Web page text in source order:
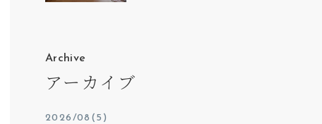
Archive
アーカイブ
2026/08(5)